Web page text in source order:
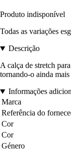
Produto indisponível
Todas as variações
Descrição
A calça de stretch
tornando-o ainda
Informações
Marca
Referência do
Cor
Cor
Género